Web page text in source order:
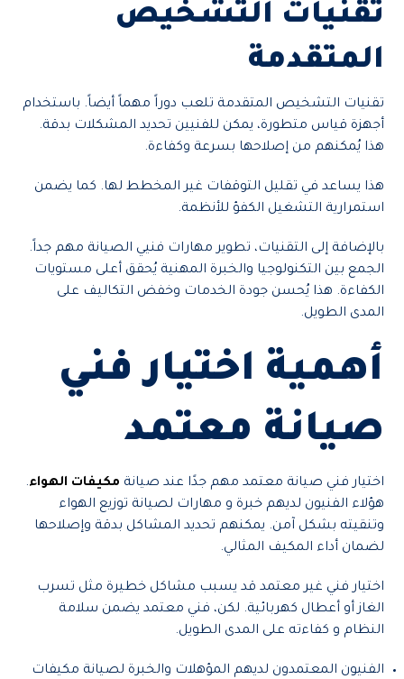
تقنيات التشخيص
المتقدمة
تقنيات التشخيص المتقدمة تلعب دوراً مهماً أيضاً. باستخدام
أجهزة قياس متطورة، يمكن للفنيين تحديد المشكلات بدقة.
هذا يُمكنهم من إصلاحها بسرعة وكفاءة.
هذا يساعد في تقليل التوقفات غير المخطط لها. كما يضمن
استمرارية التشغيل الكفؤ للأنظمة.
بالإضافة إلى التقنيات، تطوير مهارات فنيي الصيانة مهم جداً.
الجمع بين التكنولوجيا والخبرة المهنية يُحقق أعلى مستويات
الكفاءة. هذا يُحسن جودة الخدمات وخفض التكاليف على
المدى الطويل.
أهمية اختيار فني
صيانة معتمد
اختيار فني صيانة معتمد مهم جدًا عند صيانة مكيفات الهواء.
هؤلاء الفنيون لديهم خبرة و مهارات لصيانة توزيع الهواء
وتنقيته بشكل آمن. يمكنهم تحديد المشاكل بدقة وإصلاحها
لضمان أداء المكيف المثالي.
اختيار فني غير معتمد قد يسبب مشاكل خطيرة مثل تسرب
الغاز أو أعطال كهربائية. لكن، فني معتمد يضمن سلامة
النظام و كفاءته على المدى الطويل.
الفنيون المعتمدون لديهم المؤهلات والخبرة لصيانة مكيفات